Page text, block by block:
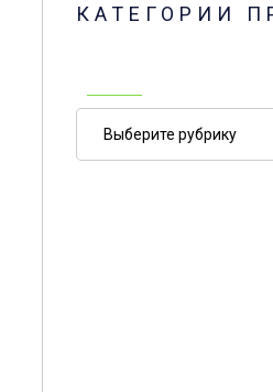
КАТЕГОРИИ
препаратов